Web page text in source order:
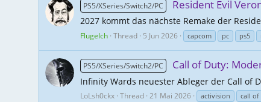
PS5/XSeries/Switch2/PC Resident Evil
2027 kommt das nächste Remake der
Flugelch Thread 5 Jun 2026 capcom pc ps5
PS5/XSeries/Switch2/PC Call of Duty:
Infinity Wards neuester Ableger der Call of
LoLsh0ckx Thread 21 Mai 2026 activision call